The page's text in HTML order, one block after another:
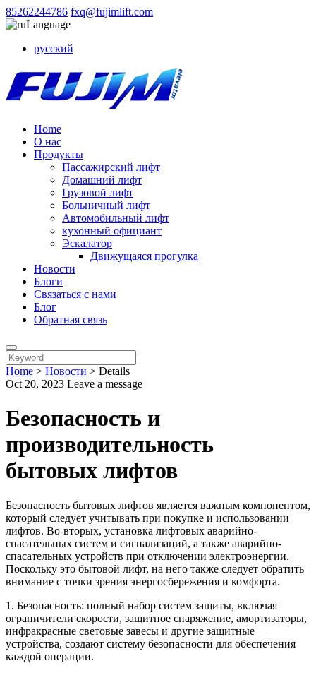
85262244786 fxq@fujimlift.com
Language
русский
Home
О нас
Продукты
Пассажирский лифт
Домашний лифт
Грузовой лифт
Больничный лифт
Автомобильный лифт
кухонный официант
Эскалатор
Движущаяся прогулка
Новости
Блоги
Связаться с нами
Блог
Обратная связь
Home > Новости > Details
Oct 20, 2023 Leave a message
Безопасность и
производительность
бытовых лифтов
Безопасность бытовых лифтов является важным компонентом,
который следует учитывать при покупке и использовании
лифтов. Во-вторых, установка лифтовых аварийно-
спасательных систем и сигнализаций, а также аварийно-
спасательных устройств при отключении электроэнергии.
Поскольку это бытовой лифт, на него также следует обратить
внимание с точки зрения энергосбережения и комфорта.
1. Безопасность: полный набор систем защиты, включая
ограничители скорости, защитное снаряжение, амортизаторы,
инфракрасные световые завесы и другие защитные
устройства, создают систему безопасности для обеспечения
каждой операции.